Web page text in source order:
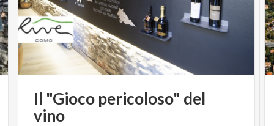
Il "Gioco pericoloso" del
vino